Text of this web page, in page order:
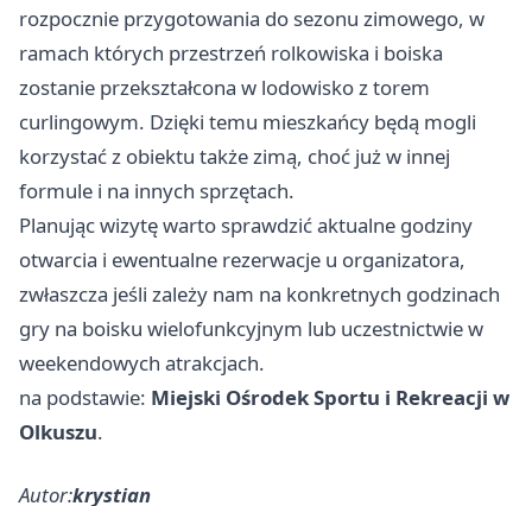
rozpocznie przygotowania do sezonu zimowego, w
ramach których przestrzeń rolkowiska i boiska
zostanie przekształcona w lodowisko z torem
curlingowym. Dzięki temu mieszkańcy będą mogli
korzystać z obiektu także zimą, choć już w innej
formule i na innych sprzętach.
Planując wizytę warto sprawdzić aktualne godziny
otwarcia i ewentualne rezerwacje u organizatora,
zwłaszcza jeśli zależy nam na konkretnych godzinach
gry na boisku wielofunkcyjnym lub uczestnictwie w
weekendowych atrakcjach.
na podstawie: Miejski Ośrodek Sportu i Rekreacji w
Olkuszu.
Autor:krystian